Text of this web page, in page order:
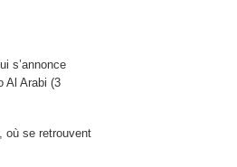
s’annonce
Al Arabi (3
où se retrouvent